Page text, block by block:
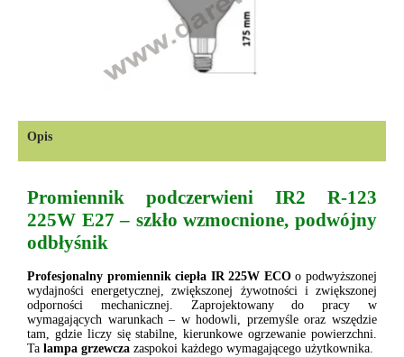
Opis
Promiennik podczerwieni IR2 R-123
225W E27 – szkło wzmocnione, podwójny
odbłyśnik
Profesjonalny promiennik ciepła IR 225W ECOo podwyższonej
wydajności energetycznej, zwiększonej żywotności i zwiększonej
odporności mechanicznej. Zaprojektowany do pracy w
wymagających warunkach – w hodowli, przemyśle oraz wszędzie
tam, gdzie liczy się stabilne, kierunkowe ogrzewanie powierzchni.
Ta lampa grzewcza zaspokoi każdego wymagającego użytkownika.